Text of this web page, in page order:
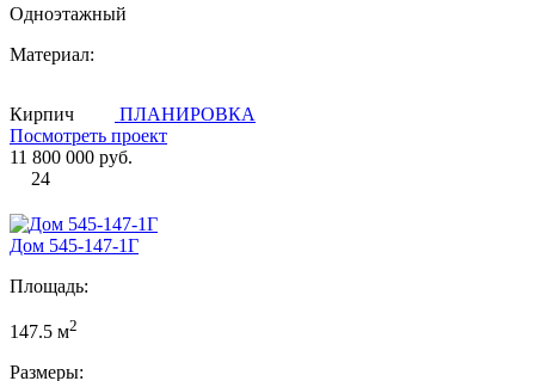
Одноэтажный
Материал:
Кирпич
ПЛАНИРОВКА
Посмотреть проект
11 800 000 руб.
24
Дом 545-147-1Г
Площадь:
147.5 м2
Размеры: